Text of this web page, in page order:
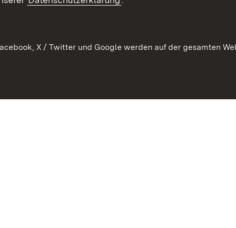
X / Twitter und Google werden auf der gesamten